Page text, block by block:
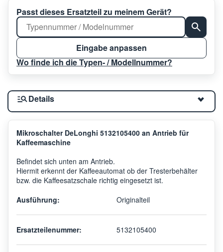
Passt dieses Ersatzteil zu meinem Gerät?
Eingabe anpassen
Wo finde ich die Typen- / Modellnummer?
Details
Mikroschalter DeLonghi 5132105400 an Antrieb für
Kaffeemaschine
Befindet sich unten am Antrieb.
Hiermit erkennt der Kaffeeautomat ob der Tresterbehälter
bzw. die Kaffeesatzschale richtig eingesetzt ist.
Ausführung:
Originalteil
Ersatzteilenummer: 5132105400